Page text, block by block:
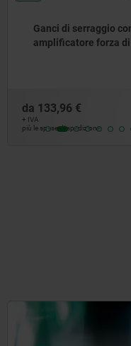
Ganci di serraggio
amplificatore forza
da 133,96 €
+ IVA
più le spese di spedizione